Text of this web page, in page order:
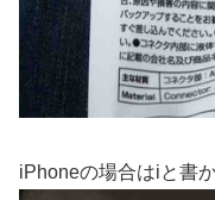
iPhoneの場合はiと書